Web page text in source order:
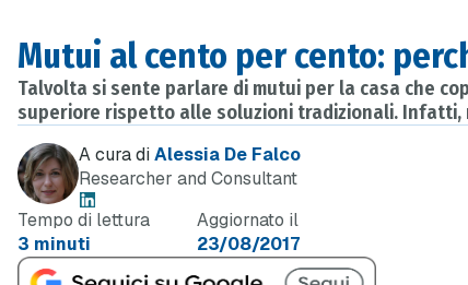
Mutui al cento per cento:
Talvolta si sente parlare di mutui per la casa che
superiore rispetto alle soluzioni tradizionali. Infatti,
A cura diAlessia De Falco
Researcher and Consultant
Tempo di lettura
3 minuti
Aggiornato il
23/08/2017